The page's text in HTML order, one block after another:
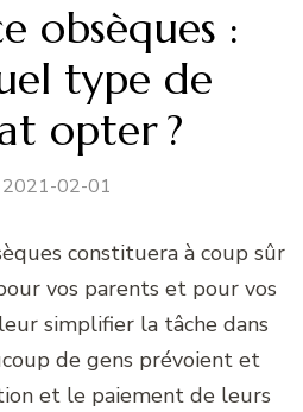
obsèques :
type de
opter ?
2021-02-01
constituera à coup sûr
vos parents et pour vos
simplifier la tâche dans
de gens prévoient et
et le paiement de leurs